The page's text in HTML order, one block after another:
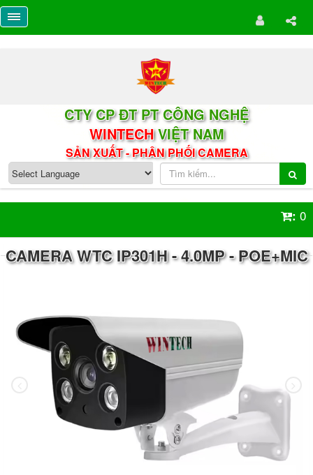
CTY CP ĐT PT CÔNG NGHỆ
WINTECHVIỆT NAM
SẢN XUẤT - PHÂN PHỐI CAMERA
: 0
CAMERA WTC IP301H - 4.0MP - POE+MIC